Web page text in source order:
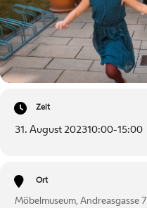
Zeit
31. August 202310:00-15:00
Ort
Möbelmuseum, Andreasgasse 7